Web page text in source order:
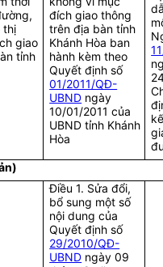
thị
giao
tỉnh
đích giao thông
trên địa bàn tỉnh
Khánh Hòa ban
hành kèm theo
Quyết định số
01/2011/QĐ-
UBND ngày
10/01/2011 của
UBND tỉnh Khánh
Hòa
Điều 1. Sửa đổi,
bổ sung một số
nội dung của
Quyết định số
29/2010/QĐ-
UBND ngày 09